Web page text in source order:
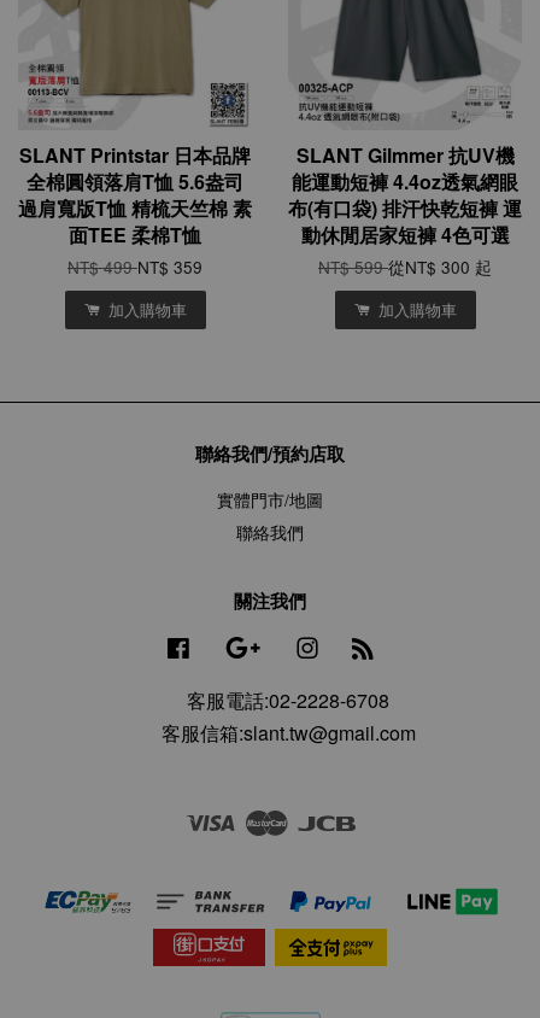
SLANT Printstar 日本品牌
全棉圓領落肩T恤 5.6盎司
過肩寬版T恤 精梳天竺棉 素
面TEE 柔棉T恤
NT$ 499NT$ 359
加入購物車
SLANT Gilmmer 抗UV機
能運動短褲 4.4oz透氣網眼
布(有口袋) 排汗快乾短褲 運
動休閒居家短褲 4色可選
NT$ 599從NT$ 300 起
加入購物車
聯絡我們/預約店取
實體門市/地圖
聯絡我們
關注我們
Facebook Google Instagram
客服電話:02-2228-6708
客服信箱:slant.tw@gmail.com
Visa Master